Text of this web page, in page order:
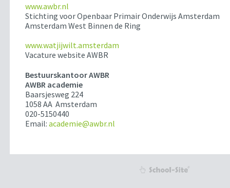
www.awbr.nl
Stichting voor Openbaar Primair Onderwijs Amsterdam
Amsterdam West Binnen de Ring
www.watjijwilt.amsterdam
Vacature website AWBR
Bestuurskantoor AWBR
AWBR academie
Baarsjesweg 224
1058 AA Amsterdam
020-5150440
Email:academie@awbr.nl